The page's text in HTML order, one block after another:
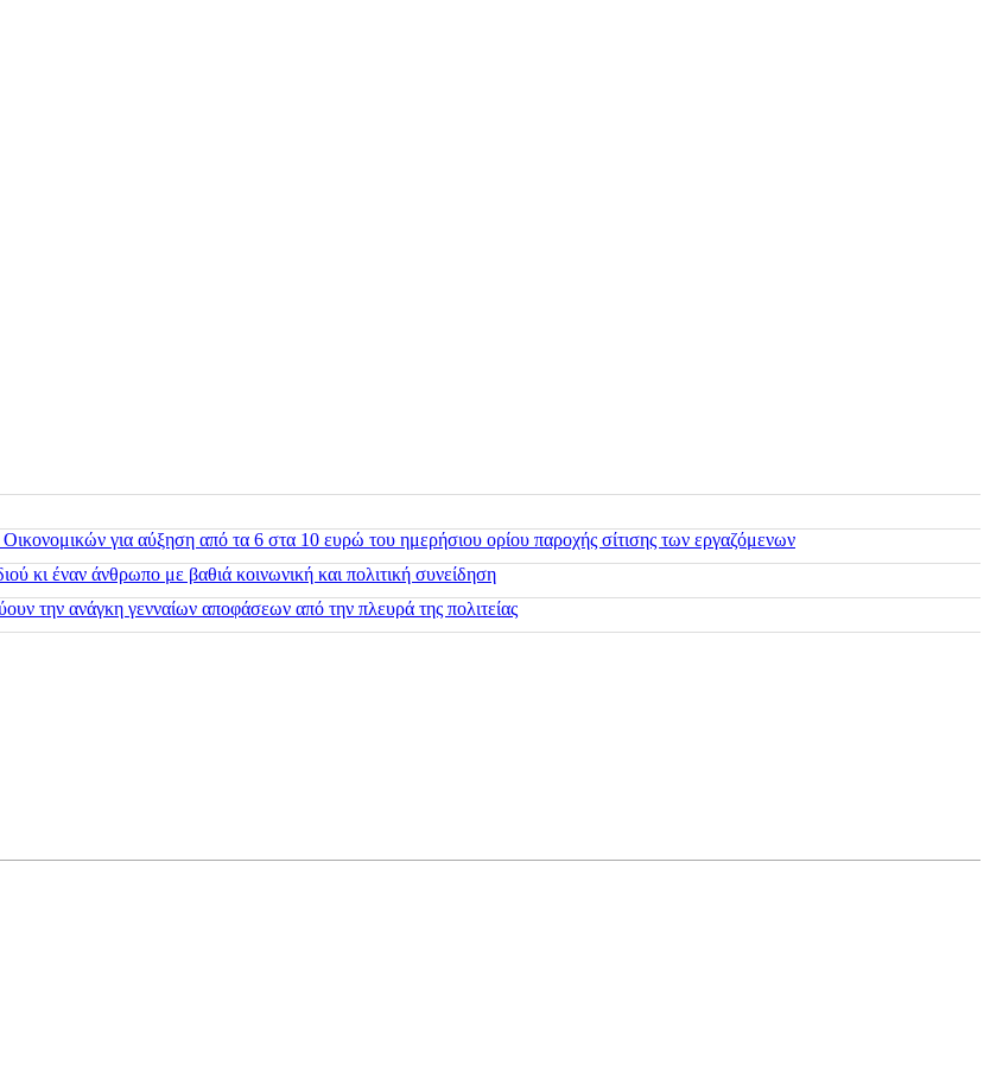
για αύξηση από τα 6 στα 10 ευρώ του ημερήσιου ορίου παροχής σίτισης των εργαζόμενων
κι έναν άνθρωπο με βαθιά κοινωνική και πολιτική συνείδηση
την ανάγκη γενναίων αποφάσεων από την πλευρά της πολιτείας